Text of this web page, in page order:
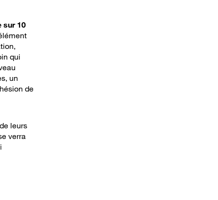
sur 10
qui
un
de
leurs
verra